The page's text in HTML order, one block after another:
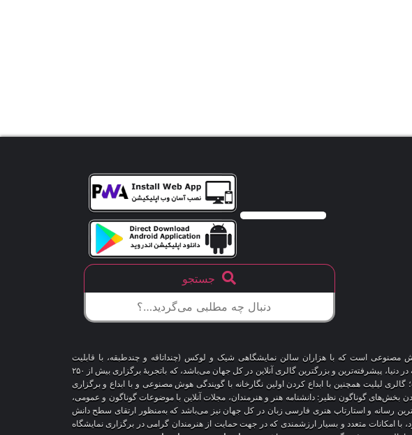
جستجو
هوش مصنوعی است که با هزاران سالن نمایشگاهی شیک و لوکس (چنداتاقه و چندطبقه، با قابلیت
شخصی‌سازی و تغییر محیط، دکوراسیون و اشیاء) و با هزاران طرح قاب‌مجازی متنوع، درحال‌حاضر درمقایسه با سایر پلتفرم‌های مشابه در دنیا، پیشرفته‌ترین و بزرگترین گالری آنلاین در کل جهان می‌باشد، که باتجربهٔ برگزاری بیش از ۲۵۰
لیلیت همچنین با ابداع کردن اولین نگارخانه با گویندگی هوش مصنوعی و با ابداع و برگزاری
بخش‌های گوناگون نظیر: دانشنامه هنر و هنرمندان، مجلات آنلاین با موضوعات گوناگون و عمومی،
رسانه و استارتاپ هنری فارسی زبان در کل جهان نیز می‌باشد که به‌منظور ارتقای سطح دانش
با امکانات متعدد و بسیار ارزشمندی که در جهت حمایت از هنرمندان گرامی در برگزاری نمایشگاه